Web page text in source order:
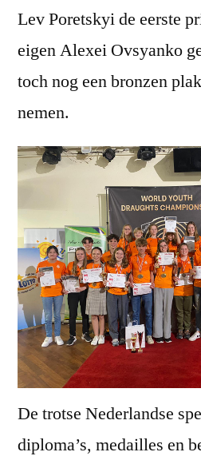
Lev Poretskyi de eerste
eigen Alexei Ovsyanko
toch nog een bronzen
nemen.
De trotse Nederlandse
diploma’s, medailles en